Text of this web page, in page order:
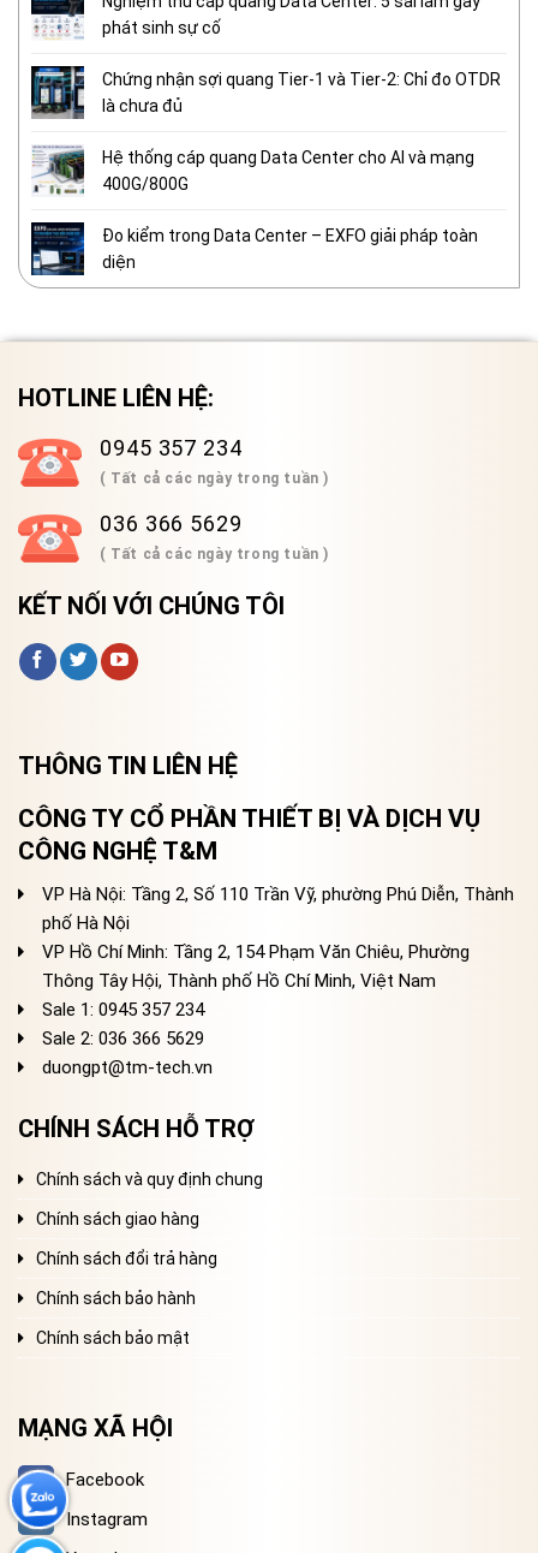
phát sinh sự cố
Chứng nhận sợi quang Tier-1 và Tier-2: Chỉ đo OTDR
là chưa đủ
Hệ thống cáp quang Data Center cho AI và mạng
400G/800G
Đo kiểm trong Data Center – EXFO giải pháp toàn
diện
HOTLINE LIÊN HỆ:
0945 357 234
( Tất cả các ngày trong tuần )
036 366 5629
( Tất cả các ngày trong tuần )
KẾT NỐI VỚI CHÚNG TÔI
THÔNG TIN LIÊN HỆ
CÔNG TY CỔ PHẦN THIẾT BỊ VÀ DỊCH VỤ
CÔNG NGHỆ T&M
VP Hà Nội: Tầng 2, Số 110 Trần Vỹ, phường Phú Diễn, Thành
phố Hà Nội
VP Hồ Chí Minh: Tầng 2, 154 Phạm Văn Chiêu, Phường
Thông Tây Hội, Thành phố Hồ Chí Minh, Việt Nam
Sale 1: 0945 357 234
Sale 2: 036 366 5629
duongpt@tm-tech.vn
CHÍNH SÁCH HỖ TRỢ
Chính sách và quy định chung
Chính sách giao hàng
Chính sách đổi trả hàng
Chính sách bảo hành
Chính sách bảo mật
MẠNG XÃ HỘI
Facebook
Instagram